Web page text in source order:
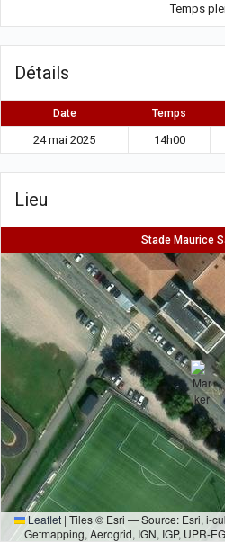
Temps
Détails
Date Temps
24 mai 2025 14h00
Lieu
Stade Maurice
Leaflet | Tiles © Esri — Source: Esri, i-
Getmapping, Aerogrid, IGN, IGP, UPR-